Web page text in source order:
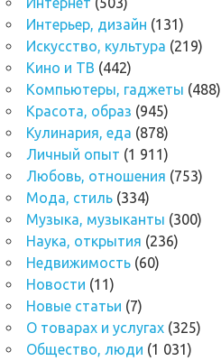
Интерьер, дизайн (131)
Искусство, культура (219)
Кино и ТВ (442)
Компьютеры, гаджеты (488)
Красота, образ (945)
Кулинария, еда (878)
Личный опыт (1 911)
Любовь, отношения (753)
Мода, стиль (334)
Музыка, музыканты (300)
Наука, открытия (236)
Недвижимость (60)
Новости (11)
Новые статьи (7)
О товарах и услугах (325)
Общество, люди (1 031)